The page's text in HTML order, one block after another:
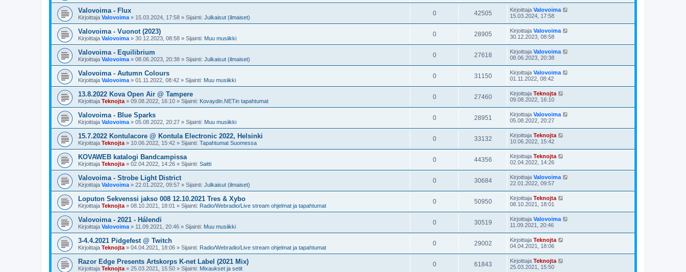
Valovoima - Flux
Kirjoittaja Valovoima » 15.03.2024, 17:58 » Sijainti: Julkaisut (ilmaiset)
0 42505 Kirjoittaja Valovoima
15.03.2024, 17:58
Valovoima - Vuonot (2023)
Kirjoittaja Valovoima » 30.12.2023, 08:58 » Sijainti: Muu musiikki
0 28905 Kirjoittaja Valovoima
30.12.2023, 08:58
Valovoima - Equilibrium
Kirjoittaja Valovoima » 08.06.2023, 20:38 » Sijainti: Julkaisut (ilmaiset)
0 27618 Kirjoittaja Valovoima
08.06.2023, 20:38
Valovoima - Autumn Colours
Kirjoittaja Valovoima » 01.11.2022, 08:42 » Sijainti: Muu musiikki
0 31150 Kirjoittaja Valovoima
01.11.2022, 08:42
13.8.2022 Kova Open Air @ Tampere
Kirjoittaja Teknojta » 09.08.2022, 16:10 » Sijainti: Kovaydin.NETin tapahtumat
0 27460 Kirjoittaja Teknojta
09.08.2022, 16:10
Valovoima - Blue Sparks
Kirjoittaja Valovoima » 05.08.2022, 20:27 » Sijainti: Muu musiikki
0 28951 Kirjoittaja Valovoima
05.08.2022, 20:27
15.7.2022 Kontulacore @ Kontula Electronic 2022, Helsinki
Kirjoittaja Teknojta » 10.06.2022, 15:42 » Sijainti: Tapahtumat Suomessa
0 33132 Kirjoittaja Teknojta
10.06.2022, 15:42
KOVAWEB katalogi Bandcampissa
Kirjoittaja Teknojta » 02.04.2022, 14:26 » Sijainti: Saitti
0 44356 Kirjoittaja Teknojta
02.04.2022, 14:26
Valovoima - Strobe Light District
Kirjoittaja Valovoima » 22.01.2022, 09:57 » Sijainti: Julkaisut (ilmaiset)
0 30684 Kirjoittaja Valovoima
22.01.2022, 09:57
Loputon Sekvenssi jakso 008 12.10.2021 Tres & Xybo
Kirjoittaja Teknojta » 08.10.2021, 18:01 » Sijainti: Radio/Webradio/Live stream ohjelmat ja tapahtumat
0 50950 Kirjoittaja Teknojta
08.10.2021, 18:01
Valovoima - 2021 - Hálendi
Kirjoittaja Valovoima » 11.09.2021, 20:46 » Sijainti: Muu musiikki
0 30519 Kirjoittaja Valovoima
11.09.2021, 20:46
3-4.4.2021 Pidgefest @ Twitch
Kirjoittaja Teknojta » 04.04.2021, 18:06 » Sijainti: Radio/Webradio/Live stream ohjelmat ja tapahtumat
0 29002 Kirjoittaja Teknojta
04.04.2021, 18:06
Razor Edge Presents Artskorps K-net Label (2021 Mix)
Kirjoittaja Teknojta » 25.03.2021, 15:50 » Sijainti: Mixaukset ja setit
0 61843 Kirjoittaja Teknojta
25.03.2021, 15:50